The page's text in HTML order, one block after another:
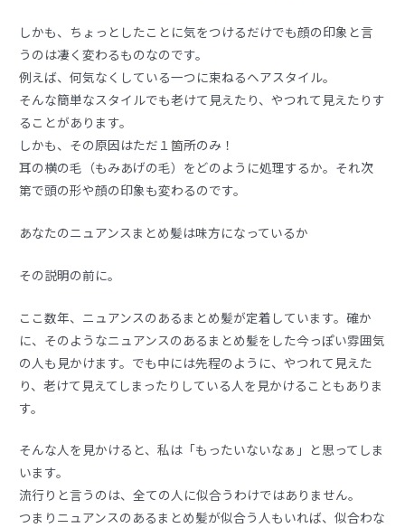
しかも、ちょっとしたことに気をつけるだけでも顔の印象と言
うのは凄く変わるものなのです。
例えば、何気なくしている一つに束ねるヘアスタイル。
そんな簡単なスタイルでも老けて見えたり、やつれて見えたりす
ることがあります。
しかも、その原因はただ１箇所のみ！
耳の横の毛（もみあげの毛）をどのように処理するか。それ次
第で頭の形や顔の印象も変わるのです。
あなたのニュアンスまとめ髪は味方になっているか
その説明の前に。
ここ数年、ニュアンスのあるまとめ髪が定着しています。確か
に、そのようなニュアンスのあるまとめ髪をした今っぽい雰囲気
の人も見かけます。でも中には先程のように、やつれて見えた
り、老けて見えてしまったりしている人を見かけることもありま
す。
そんな人を見かけると、私は「もったいないなぁ」と思ってしま
います。
流行りと言うのは、全ての人に似合うわけではありません。
つまりニュアンスのあるまとめ髪が似合う人もいれば、似合わな